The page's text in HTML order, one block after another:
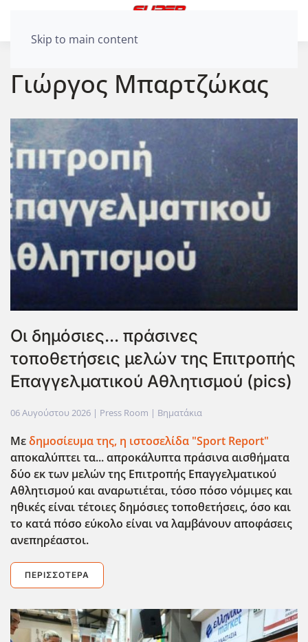
Skip to main content
Γιώργος Μπαρτζώκας
Οι δημόσιες... πράσινες
τοποθετήσεις μελών της Επιτροπής
Επαγγελματικού Αθλητισμού (pics)
06 Αυγούστου 2026 | Press Room | Βηματάκια
Μεδημοσίευμα της, η ιστοσελίδα "Sport Report"
αποκαλύπτει τα... απροκάλυπτα πράσινα αισθήματα
δύο εκ των μελών της Επιτροπής Επαγγελματικού
Αθλητισμού και αναρωτιέται, τόσο πόσο νόμιμες και
ηθικές είναι τέτοιες δημόσιες τοποθετήσεις, όσο και
το κατά πόσο εύκολο είναι να λαμβάνουν αποφάσεις
ανεπηρέαστοι.
ΠΕΡΙΣΣΌΤΕΡΑ